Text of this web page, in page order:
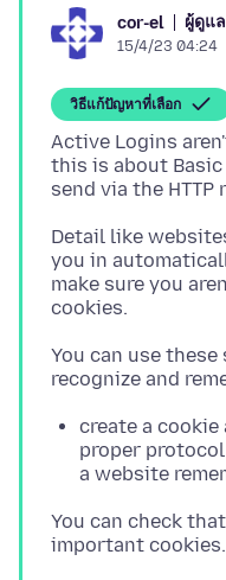
cor-el ผู้ดูแล
15/4/23 04:24
วิธีแก้ปัญหาที่เลือก
Active Logins
this is about Basic
Detail like
you in
make sure you
You can use
create a
proper
a website
You can check